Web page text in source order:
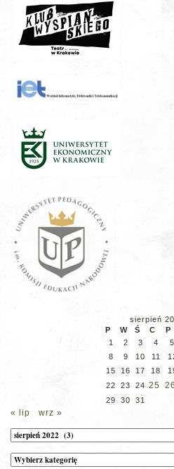
sierpień
P
W Ś C P
1
2 3 4 5
8
9 10 11
15
16 17 18
22
23 24 25 26
29
30 31
« lip wrz »
Archiwum
Kategorie
wpisów